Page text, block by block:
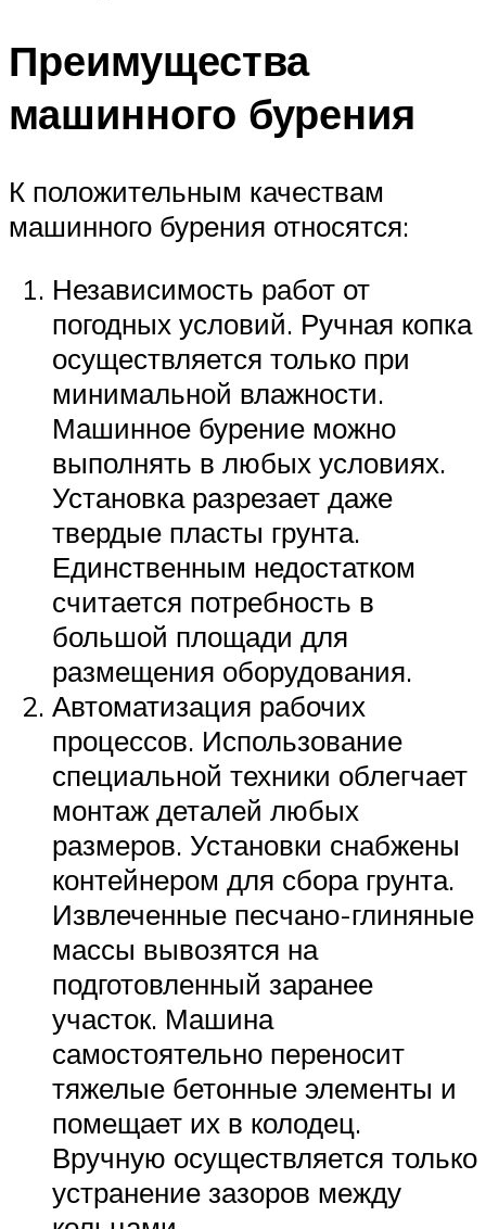
Преимущества
машинного бурения
К положительным качествам
машинного бурения относятся:
Независимость работ от
погодных условий. Ручная копка
осуществляется только при
минимальной влажности.
Машинное бурение можно
выполнять в любых условиях.
Установка разрезает даже
твердые пласты грунта.
Единственным недостатком
считается потребность в
большой площади для
размещения оборудования.
Автоматизация рабочих
процессов. Использование
специальной техники облегчает
монтаж деталей любых
размеров. Установки снабжены
контейнером для сбора грунта.
Извлеченные песчано-глиняные
массы вывозятся на
подготовленный заранее
участок. Машина
самостоятельно переносит
тяжелые бетонные элементы и
помещает их в колодец.
Вручную осуществляется только
устранение зазоров между